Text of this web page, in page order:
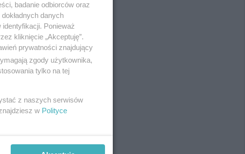
badanie odbiorców oraz
danych
Ponieważ
kliknięcie „Akceptuję”.
prywatności znajdujący
zgody użytkownika,
tylko na tej
z naszych serwisów
w Polityce